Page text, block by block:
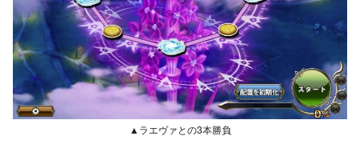
▲ラエヴァとの3本勝負